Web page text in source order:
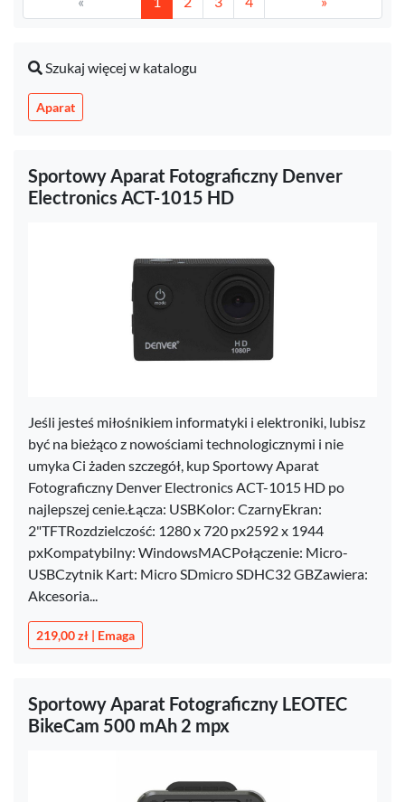
Szukaj więcej w katalogu
Aparat
Sportowy Aparat Fotograficzny Denver
Electronics ACT-1015 HD
Jeśli jesteś miłośnikiem informatyki i elektroniki, lubisz
być na bieżąco z nowościami technologicznymi i nie
umyka Ci żaden szczegół, kup Sportowy Aparat
Fotograficzny Denver Electronics ACT-1015 HD po
najlepszej cenie.Łącza: USBKolor: CzarnyEkran:
2"TFTRozdzielczość: 1280 x 720 px2592 x 1944
pxKompatybilny: WindowsMACPołączenie: Micro-
USBCzytnik Kart: Micro SDmicro SDHC32 GBZawiera:
Akcesoria...
219,00 zł | Emaga
Sportowy Aparat Fotograficzny LEOTEC
BikeCam 500 mAh 2 mpx